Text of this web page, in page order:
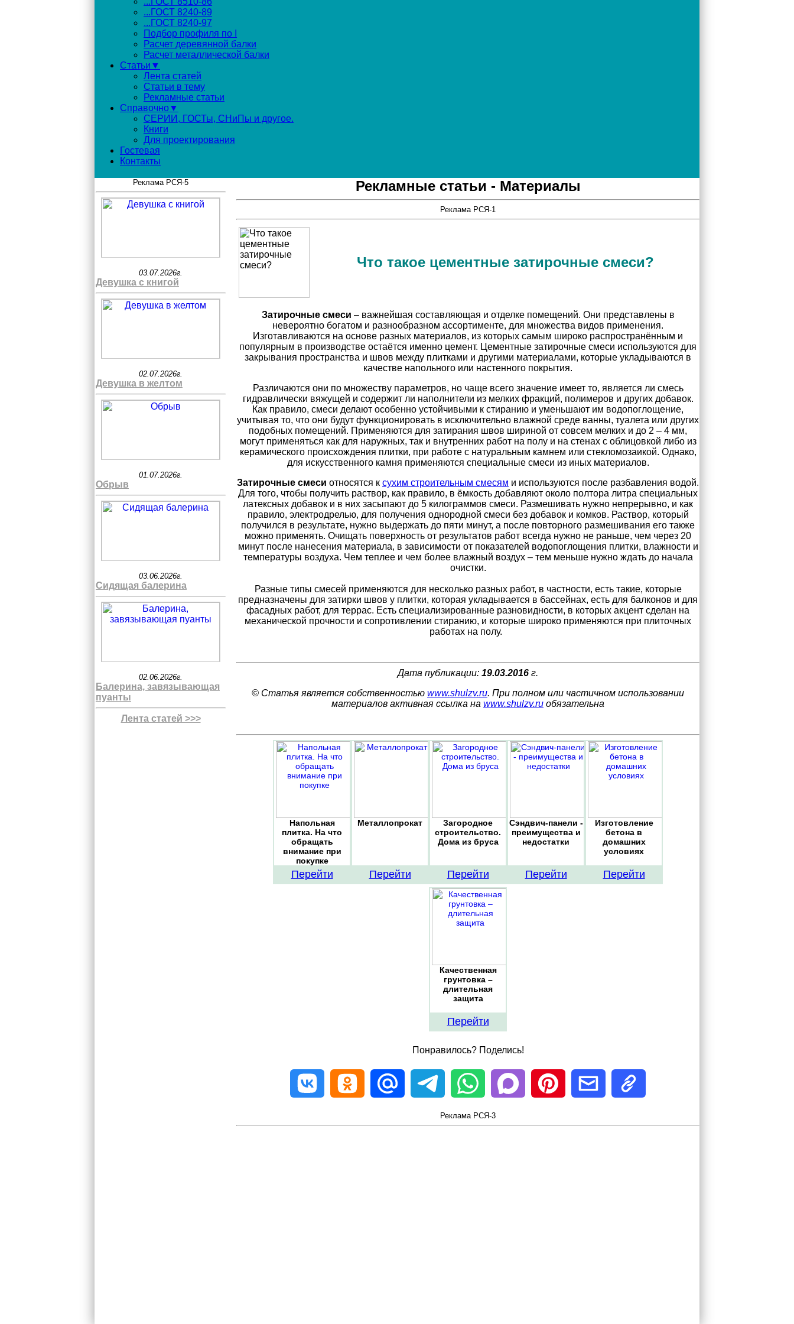
...ГОСТ 8240-89
...ГОСТ 8240-97
Подбор профиля по I
Расчет деревянной балки
Расчет металлической балки
Статьи▼
Лента статей
Статьи в тему
Рекламные статьи
Справочно▼
СЕРИИ, ГОСТы, СНиПы и другое.
Книги
Для проектирования
Гостевая
Контакты
Рекламные статьи - Материалы
Реклама РСЯ-1
Что такое цементные затирочные смеси?
Затирочные смеси – важнейшая составляющая и отделке помещений. Они представлены в
невероятно богатом и разнообразном ассортименте, для множества видов применения.
Изготавливаются на основе разных материалов, из которых самым широко распространённым и
популярным в производстве остаётся именно цемент. Цементные затирочные смеси используются для
закрывания пространства и швов между плитками и другими материалами, которые укладываются в
качестве напольного или настенного покрытия.
Различаются они по множеству параметров, но чаще всего значение имеет то, является ли смесь
гидравлически вяжущей и содержит ли наполнители из мелких фракций, полимеров и других добавок.
Как правило, смеси делают особенно устойчивыми к стиранию и уменьшают им водопоглощение,
учитывая то, что они будут функционировать в исключительно влажной среде ванны, туалета или других
подобных помещений. Применяются для затирания швов шириной от совсем мелких и до 2 – 4 мм,
могут применяться как для наружных, так и внутренних работ на полу и на стенах с облицовкой либо из
керамического происхождения плитки, при работе с натуральным камнем или стекломозаикой. Однако,
для искусственного камня применяются специальные смеси из иных материалов.
Затирочные смеси относятся к сухим строительным смесям и используются после разбавления водой.
Для того, чтобы получить раствор, как правило, в ёмкость добавляют около полтора литра специальных
латексных добавок и в них засыпают до 5 килограммов смеси. Размешивать нужно непрерывно, и как
правило, электродрелью, для получения однородной смеси без добавок и комков. Раствор, который
получился в результате, нужно выдержать до пяти минут, а после повторного размешивания его также
можно применять. Очищать поверхность от результатов работ всегда нужно не раньше, чем через 20
минут после нанесения материала, в зависимости от показателей водопоглощения плитки, влажности и
температуры воздуха. Чем теплее и чем более влажный воздух – тем меньше нужно ждать до начала
очистки.
Разные типы смесей применяются для несколько разных работ, в частности, есть такие, которые
предназначены для затирки швов у плитки, которая укладывается в бассейнах, есть для балконов и для
фасадных работ, для террас. Есть специализированные разновидности, в которых акцент сделан на
механической прочности и сопротивлении стиранию, и которые широко применяются при плиточных
работах на полу.
Дата публикации: 19.03.2016 г.
© Статья является собственностью www.shulzv.ru. При полном или частичном использовании
материалов активная ссылка на www.shulzv.ru обязательна
Напольная
плитка. На что
обращать
внимание при
покупке
Перейти
Металлопрокат
Перейти
Загородное
строительство.
Дома из бруса
Перейти
Сэндвич-панели -
преимущества и
недостатки
Перейти
Изготовление
бетона в
домашних
условиях
Перейти
Качественная
грунтовка –
длительная
защита
Перейти
Понравилось? Поделись!
Реклама РСЯ-3
Реклама РСЯ-5
03.07.2026г.
Девушка с книгой
02.07.2026г.
Девушка в желтом
01.07.2026г.
Обрыв
03.06.2026г.
Сидящая балерина
02.06.2026г.
Балерина, завязывающая
пуанты
Лента статей >>>